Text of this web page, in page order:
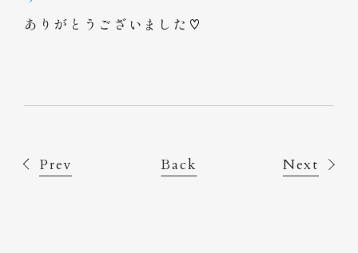
ありがとうございました♡
Prev Next
Back